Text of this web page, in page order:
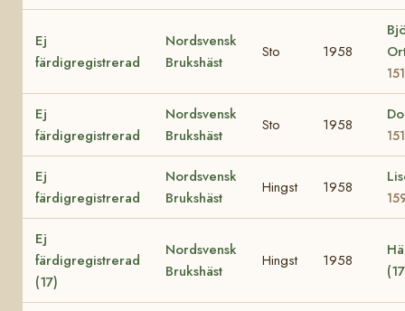
Ej
färdigregistrerad
Nordsvensk
Brukshäst
Sto 1958
Ej
färdigregistrerad
Nordsvensk
Brukshäst
Sto 1958
Ej
färdigregistrerad
Nordsvensk
Brukshäst
Hingst 1958
Ej
färdigregistrerad
(17)
Nordsvensk
Brukshäst
Hingst 1958